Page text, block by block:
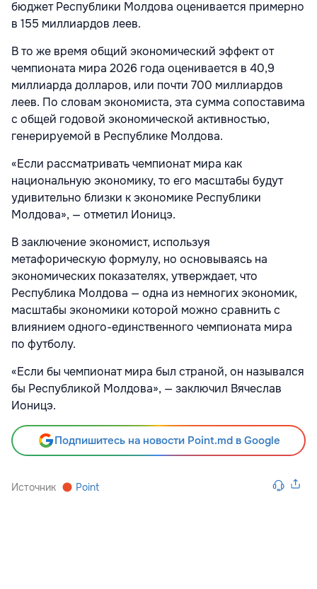
бюджет Республики Молдова оценивается примерно
в 155 миллиардов леев.
В то же время общий экономический эффект от
чемпионата мира 2026 года оценивается в 40,9
миллиарда долларов, или почти 700 миллиардов
леев. По словам экономиста, эта сумма сопоставима
с общей годовой экономической активностью,
генерируемой в Республике Молдова.
«Если рассматривать чемпионат мира как
национальную экономику, то его масштабы будут
удивительно близки к экономике Республики
Молдова», — отметил Ионицэ.
В заключение экономист, используя
метафорическую формулу, но основываясь на
экономических показателях, утверждает, что
Республика Молдова — одна из немногих экономик,
масштабы экономики которой можно сравнить с
влиянием одного-единственного чемпионата мира
по футболу.
«Если бы чемпионат мира был страной, он назывался
бы Республикой Молдова», — заключил Вячеслав
Ионицэ.
Подпишитесь на новости Point.md в Google
Источник Point